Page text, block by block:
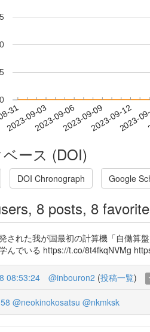
31
2023-09-032023-09-062023-09-092023-09-12
2023-
ース (DOI)
DOI Chronograph Google
8 posts, 8
された我が国最初の計算機「自働
んでいる https://t.co/8t4fkqNVMg
08:53:24 @inbouron2 (投稿一覧)
@neokinokosatsu @nkmksk